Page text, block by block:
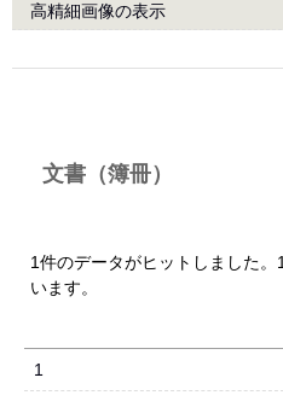
高精細画像の表示
文書（簿冊）
1件のデータがヒットしました
います。
1